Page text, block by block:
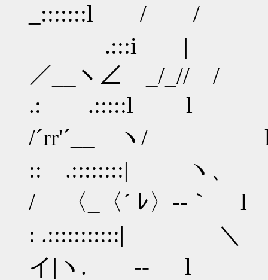
_:::::::l / / ヽ
.:::i | ￣
／__ヽ∠ _/
.: .:::::l l
/´rr'´__ ヽ/
::
/ 〈_〈´ ﾚ〉
:
イ|ヽ. ゝ‐- l